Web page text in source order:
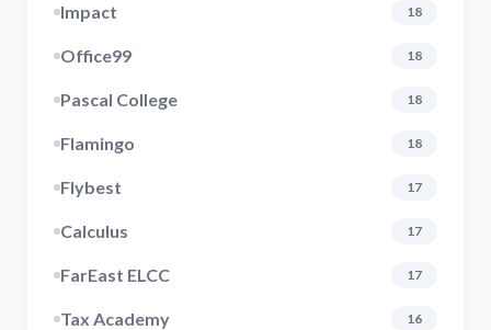
Impact 18
Office99 18
Pascal College 18
Flamingo 18
Flybest 17
Calculus 17
FarEast ELCC 17
Tax Academy 16